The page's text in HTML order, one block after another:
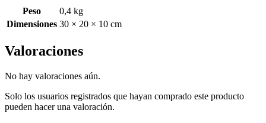
Peso
0,4 kg
Dimensiones 30 × 20 × 10 cm
Valoraciones
No hay valoraciones aún.
Solo los usuarios registrados que hayan comprado este producto
pueden hacer una valoración.